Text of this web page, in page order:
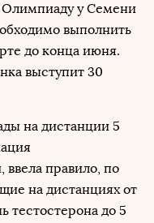
у Семени
выполнить
до конца июня.
выступит 30
на дистанции 5
ввела правило, по
на дистанциях от
тестостерона до 5